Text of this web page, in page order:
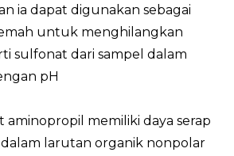
ia dapat digunakan sebagai
untuk menghilangkan
sulfonat dari sampel dalam
pH
aminopropil memiliki daya serap
larutan organik nonpolar